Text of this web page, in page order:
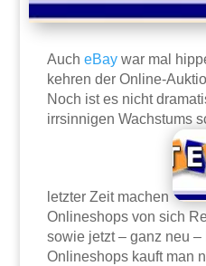
AucheBay war mal
kehren der Online-
Noch ist es nicht
irrsinnigen Wachstums
letzter Zeit machen
Onlineshops von sich
sowie jetzt – ganz neu –
Onlineshops kauft man